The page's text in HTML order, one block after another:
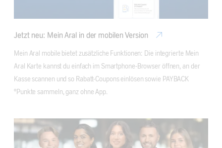
Jetzt neu: Mein Aral in der mobilen Version
Mein Aral mobile bietet zusätzliche Funktionen: Die integrierte Mein
Aral Karte kannst du einfach im Smartphone-Browser öffnen, an der
Kasse scannen und so Rabatt-Coupons einlösen sowie PAYBACK
°Punkte sammeln, ganz ohne App.